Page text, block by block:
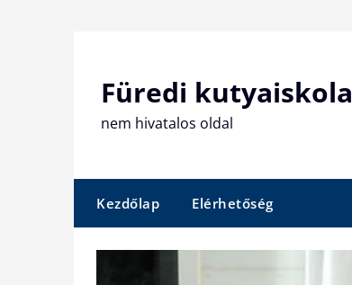
Füredi kutyaiskola
nem hivatalos oldal
Kezdőlap Elérhetőség